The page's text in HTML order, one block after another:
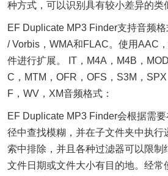
种方式，可以识别具有较小差异的类
EF Duplicate MP3 Finder支持音频
/ Vorbis，WMA和FLAC。使用AAC
件进行扩展。 IT，M4A，M4B，
C，MTM，OFR，OFS，S3M，
F，WV，XM音频格式：
EF Duplicate MP3 Finder会根据需要
径中查找模糊，并在子文件夹中执行
索中排除，并且各种过滤器可以限制
文件日期或文件大小有目的地。经常